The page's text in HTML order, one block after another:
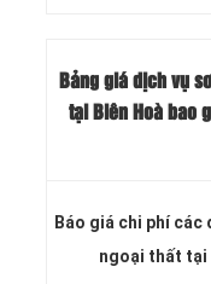
Bảng giá dịch vụ
tại Biên Hoà bao
Báo giá chi phí các
ngoại thất tại